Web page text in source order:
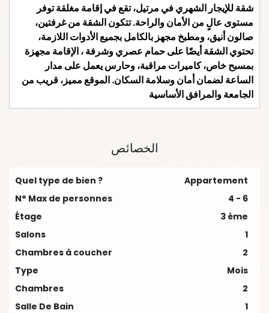
شقة للإيجار الشهري في مرتيل، تقع في إقامة مغلقة توفر
مستوى عالٍ من الأمان والراحة. تتكون الشقة من غرفتين،
صالون أنيق، ومطبخ مجهز بالكامل بجميع الأدوات اللازمة،
تحتوي الشقة أيضًا على حمام عصري وشرفة ، الإقامة مجهزة
بمسبح خاص، كاميرات مراقبة، وحارس يعمل على مدار
الساعة لضمان أمان وسلامة السكان. الموقع مميز، قريب من
الجامعة والمرافق الأساسية
الخصائص
Quel type de bien ?
Appartement
N° Max de personnes
4 - 6
Étage
3 ème
Salons
1
Chambres à coucher
2
Type
Mois
Chambres
2
Salle De Bain
1